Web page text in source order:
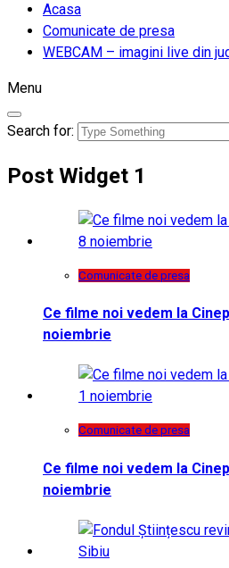
Acasa
Comunicate de presa
WEBCAM – imagini live din
Menu
Search for:
Post Widget 1
Comunicate de presa
Ce filme noi vedem la
noiembrie
Comunicate de presa
Ce filme noi vedem la
noiembrie